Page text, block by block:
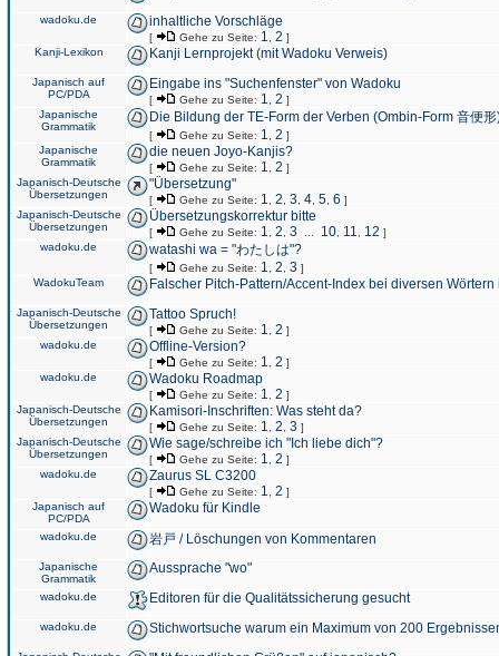
wadoku.de inhaltliche Vorschläge
[ Gehe zu Seite: 1 2 ]
Kanji-Lexikon
Kanji Lernprojekt (mit Wadoku Verweis)
Japanisch auf
PC/PDA
Eingabe ins "Suchenfenster" von Wadoku
[ Gehe zu Seite: 1 2 ]
Japanische
Grammatik
Die Bildung der TE-Form der Verben (Ombin-Form 音便形
[ Gehe zu Seite: 1 2 ]
Japanische
Grammatik
die neuen Joyo-Kanjis?
[ Gehe zu Seite: 1 2 ]
Japanisch-Deutsche
Übersetzungen
"Übersetzung"
[ Gehe zu Seite: 1 2 3 4 5 6 ]
Japanisch-Deutsche
Übersetzungen
Übersetzungskorrektur bitte
[ Gehe zu Seite: 1 2 3 10 11 12 ]
wadoku.de
watashi wa = "わたしは"?
[ Gehe zu Seite: 1 2 3 ]
WadokuTeam
Falscher Pitch-Pattern/Accent-Index bei diversen
Japanisch-Deutsche
Übersetzungen
Tattoo Spruch!
[ Gehe zu Seite: 1 2 ]
wadoku.de
Offline-Version?
[ Gehe zu Seite: 1 2 ]
wadoku.de
Wadoku Roadmap
[ Gehe zu Seite: 1 2 ]
Japanisch-Deutsche
Übersetzungen
Kamisori-Inschriften: Was steht da?
[ Gehe zu Seite: 1 2 3 ]
Japanisch-Deutsche
Übersetzungen
Wie sage/schreibe ich "Ich liebe dich"?
[ Gehe zu Seite: 1 2 ]
wadoku.de
Zaurus SL C3200
[ Gehe zu Seite: 1 2 ]
Japanisch auf
PC/PDA
Wadoku für Kindle
wadoku.de 岩戸 / Löschungen von Kommentaren
Japanische
Grammatik
Aussprache "wo"
wadoku.de Editoren für die Qualitätssicherung gesucht
wadoku.de Stichwortsuche warum ein Maximum von 200